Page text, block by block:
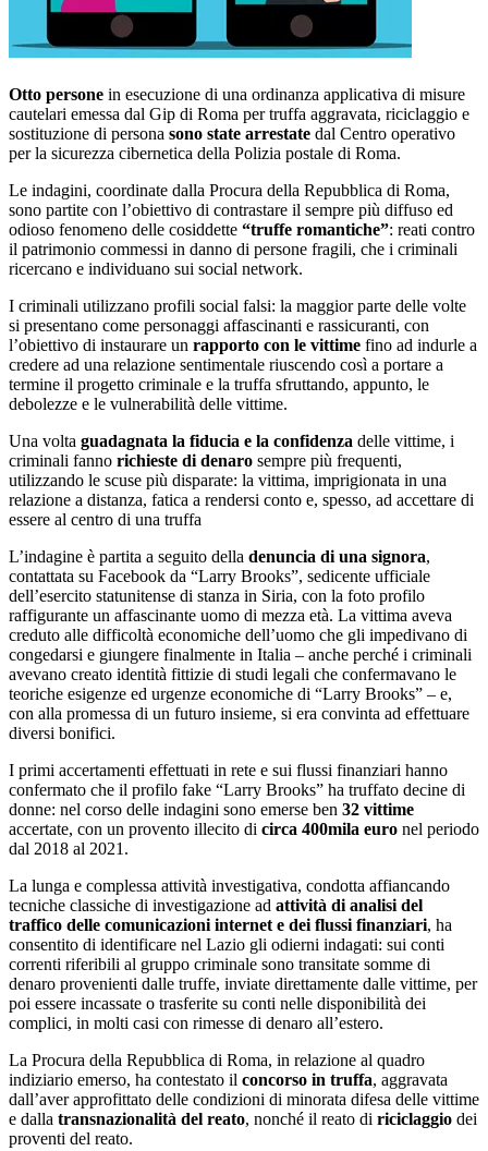
Otto persone in esecuzione di una ordinanza applicativa di misure
cautelari emessa dal Gip di Roma per truffa aggravata, riciclaggio e
sostituzione di persona sono state arrestate dal Centro operativo
per la sicurezza cibernetica della Polizia postale di Roma.
Le indagini, coordinate dalla Procura della Repubblica di Roma,
sono partite con l’obiettivo di contrastare il sempre più diffuso ed
odioso fenomeno delle cosiddette “truffe romantiche”: reati contro
il patrimonio commessi in danno di persone fragili, che i criminali
ricercano e individuano sui social network.
I criminali utilizzano profili social falsi: la maggior parte delle volte
si presentano come personaggi affascinanti e rassicuranti, con
l’obiettivo di instaurare un rapporto con le vittime fino ad indurle a
credere ad una relazione sentimentale riuscendo così a portare a
termine il progetto criminale e la truffa sfruttando, appunto, le
debolezze e le vulnerabilità delle vittime.
Una volta guadagnata la fiducia e la confidenza delle vittime, i
criminali fanno richieste di denaro sempre più frequenti,
utilizzando le scuse più disparate: la vittima, imprigionata in una
relazione a distanza, fatica a rendersi conto e, spesso, ad accettare di
essere al centro di una truffa
L’indagine è partita a seguito della denuncia di una signora,
contattata su Facebook da “Larry Brooks”, sedicente ufficiale
dell’esercito statunitense di stanza in Siria, con la foto profilo
raffigurante un affascinante uomo di mezza età. La vittima aveva
creduto alle difficoltà economiche dell’uomo che gli impedivano di
congedarsi e giungere finalmente in Italia – anche perché i criminali
avevano creato identità fittizie di studi legali che confermavano le
teoriche esigenze ed urgenze economiche di “Larry Brooks” – e,
con alla promessa di un futuro insieme, si era convinta ad effettuare
diversi bonifici.
I primi accertamenti effettuati in rete e sui flussi finanziari hanno
confermato che il profilo fake “Larry Brooks” ha truffato decine di
donne: nel corso delle indagini sono emerse ben 32 vittime
accertate, con un provento illecito di circa 400mila euro nel periodo
dal 2018 al 2021.
La lunga e complessa attività investigativa, condotta affiancando
tecniche classiche di investigazione ad attività di analisi del
traffico delle comunicazioni internet e dei flussi finanziari, ha
consentito di identificare nel Lazio gli odierni indagati: sui conti
correnti riferibili al gruppo criminale sono transitate somme di
denaro provenienti dalle truffe, inviate direttamente dalle vittime, per
poi essere incassate o trasferite su conti nelle disponibilità dei
complici, in molti casi con rimesse di denaro all’estero.
La Procura della Repubblica di Roma, in relazione al quadro
indiziario emerso, ha contestato il concorso in truffa, aggravata
dall’aver approfittato delle condizioni di minorata difesa delle vittime
e dalla transnazionalità del reato, nonché il reato di riciclaggio dei
proventi del reato.